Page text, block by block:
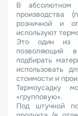
В абсолютном
производства
розничной и
используют
Это один из
позволяющий
подбирать
использовать
стоимости и
Термоусадку
«групповую».
Под штучной